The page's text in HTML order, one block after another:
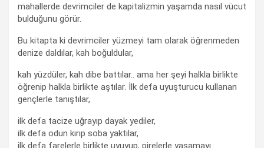
mahallerde devrimciler de kapitalizmin yaşamda nasıl vücut
bulduğunu görür.
Bu kitapta ki devrimciler yüzmeyi tam olarak öğrenmeden
denize daldılar, kah boğuldular,
kah yüzdüler, kah dibe battılar.. ama her şeyi halkla birlikte
öğrenip halkla birlikte aştılar. İlk defa uyuşturucu kullanan
gençlerle tanıştılar,
ilk defa tacize uğrayıp dayak yediler,
ilk defa odun kırıp soba yaktılar,
ilk defa farelerle birlikte uyuyup, pirelerle yaşamayı